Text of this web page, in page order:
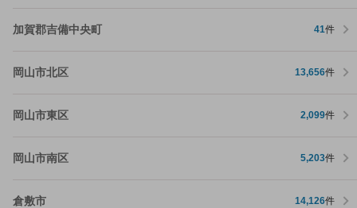
加賀郡吉備中央町 41件
岡山市北区 13,656件
岡山市東区 2,099件
岡山市南区 5,203件
倉敷市 14,126件